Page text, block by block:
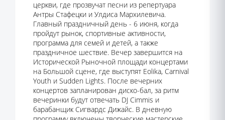
церкви, где прозвучат песни из репертуара
Антры Стафецки и Улдиса Мархилевича.
Главный праздничный день - 6 июня, когда
пройдут рынок, спортивные активности,
программа для семей и детей, а также
праздничное шествие. Вечер завершится на
Исторической Рыночной площади концертами
на Большой сцене, где выступят Eolika, Carnival
Youth и Sudden Lights. После вечерних
концертов запланирован диско-бал, за ритм
вечеринки будут отвечать DJ Cimmis и
барабанщик Сигвардс Дижайс. В дневную